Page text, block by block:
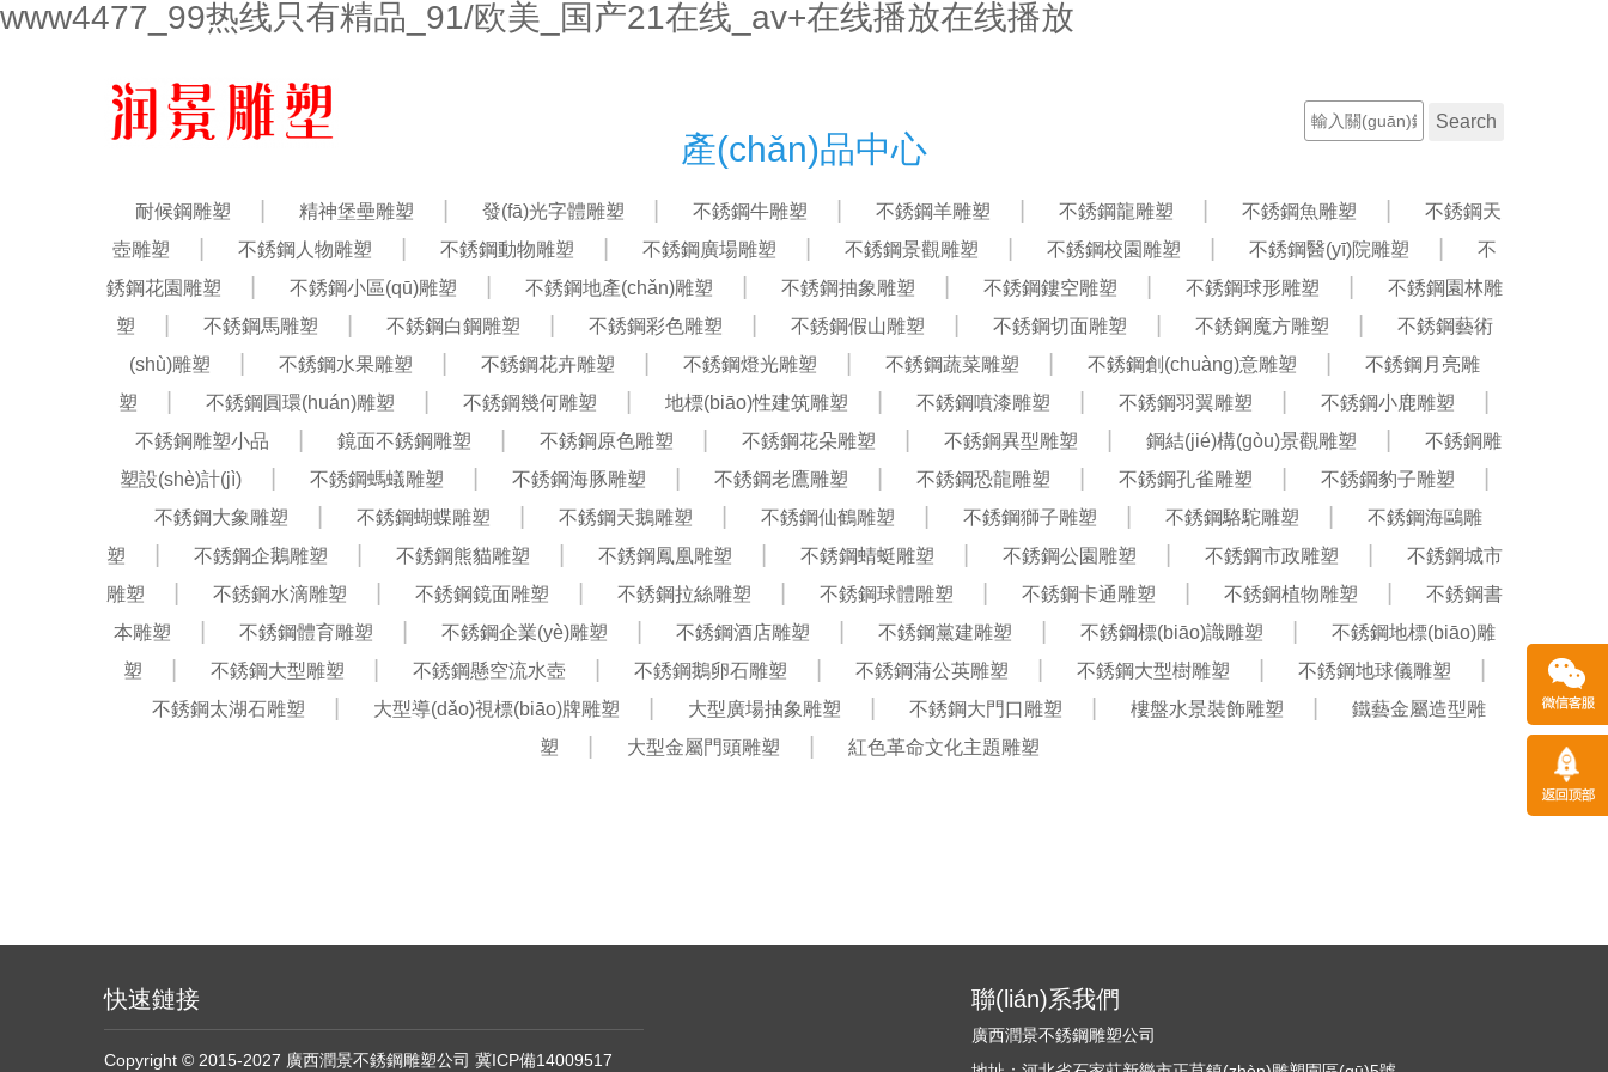
www4477_99热线只有精品_91/欧美_国产21在线_av+在线播放在线播放
產(chǎn)品中心
耐候鋼雕塑 精神堡壘雕塑 發(fā)光字體雕塑 不銹鋼牛雕塑 不銹鋼羊雕塑 不銹鋼龍雕塑 不銹鋼魚雕塑
不銹鋼天
壺雕塑
不銹鋼人物雕塑 不銹鋼動物雕塑 不銹鋼廣場雕塑 不銹鋼景觀雕塑 不銹鋼校園雕塑 不銹鋼醫(yī)院雕塑
不
銹鋼花園雕塑
不銹鋼小區(qū)雕塑 不銹鋼地產(chǎn)雕塑 不銹鋼抽象雕塑 不銹鋼鏤空雕塑 不銹鋼球形雕塑
不銹鋼園林雕
塑
不銹鋼馬雕塑 不銹鋼白鋼雕塑 不銹鋼彩色雕塑 不銹鋼假山雕塑 不銹鋼切面雕塑 不銹鋼魔方雕塑
不銹鋼藝術
(shù)雕塑
不銹鋼水果雕塑 不銹鋼花卉雕塑 不銹鋼燈光雕塑 不銹鋼蔬菜雕塑 不銹鋼創(chuàng)意雕塑
不銹鋼月亮雕
塑
不銹鋼圓環(huán)雕塑 不銹鋼幾何雕塑 地標(biāo)性建筑雕塑 不銹鋼噴漆雕塑 不銹鋼羽翼雕塑
不銹鋼小鹿雕塑
不銹鋼雕塑小品
鏡面不銹鋼雕塑 不銹鋼原色雕塑 不銹鋼花朵雕塑 不銹鋼異型雕塑 鋼結(jié)構(gòu)景觀雕塑
不銹鋼雕
塑設(shè)計(jì)
不銹鋼螞蟻雕塑 不銹鋼海豚雕塑 不銹鋼老鷹雕塑 不銹鋼恐龍雕塑 不銹鋼孔雀雕塑
不銹鋼豹子雕塑
不銹鋼大象雕塑
不銹鋼蝴蝶雕塑 不銹鋼天鵝雕塑 不銹鋼仙鶴雕塑 不銹鋼獅子雕塑 不銹鋼駱駝雕塑
不銹鋼海鷗雕
塑
不銹鋼企鵝雕塑 不銹鋼熊貓雕塑 不銹鋼鳳凰雕塑 不銹鋼蜻蜓雕塑 不銹鋼公園雕塑 不銹鋼市政雕塑
不銹鋼城市
雕塑
不銹鋼水滴雕塑 不銹鋼鏡面雕塑 不銹鋼拉絲雕塑 不銹鋼球體雕塑 不銹鋼卡通雕塑 不銹鋼植物雕塑
不銹鋼書
本雕塑
不銹鋼體育雕塑 不銹鋼企業(yè)雕塑 不銹鋼酒店雕塑 不銹鋼黨建雕塑 不銹鋼標(biāo)識雕塑
不銹鋼地標(biāo)雕
塑
不銹鋼大型雕塑 不銹鋼懸空流水壺 不銹鋼鵝卵石雕塑 不銹鋼蒲公英雕塑 不銹鋼大型樹雕塑
不銹鋼地球儀雕塑
不銹鋼太湖石雕塑
大型導(dǎo)視標(biāo)牌雕塑 大型廣場抽象雕塑 不銹鋼大門口雕塑 樓盤水景裝飾雕塑
鐵藝金屬造型雕
塑
大型金屬門頭雕塑 紅色革命文化主題雕塑
快速鏈接
Copyright © 2015-2027 廣西潤景不銹鋼雕塑公司 冀ICP備14009517
聯(lián)系我們
廣西潤景不銹鋼雕塑公司